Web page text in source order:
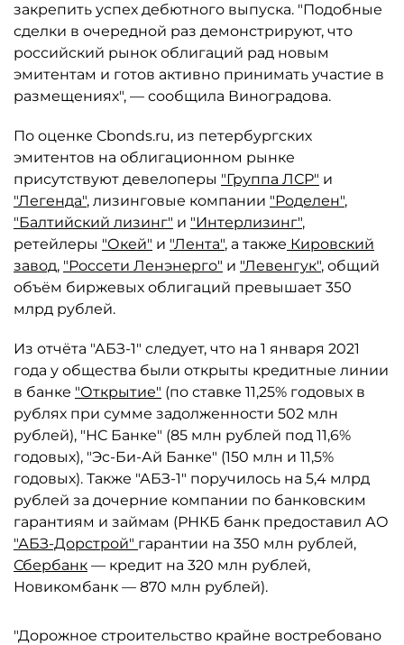
закрепить успех дебютного выпуска. "Подобные
сделки в очередной раз демонстрируют, что
российский рынок облигаций рад новым
эмитентам и готов активно принимать участие в
размещениях", — сообщила Виноградова.
По оценке Cbonds.ru, из петербургских
эмитентов на облигационном рынке
присутствуют девелоперы "Группа ЛСР" и
"Легенда", лизинговые компании "Роделен",
"Балтийский лизинг" и "Интерлизинг",
ретейлеры "Окей" и "Лента", а также Кировский
завод, "Россети Ленэнерго" и "Левенгук", общий
объём биржевых облигаций превышает 350
млрд рублей.
Из отчёта "АБЗ-1" следует, что на 1 января 2021
года у общества были открыты кредитные линии
в банке "Открытие" (по ставке 11,25% годовых в
рублях при сумме задолженности 502 млн
рублей), "НС Банке" (85 млн рублей под 11,6%
годовых), "Эс-Би-Ай Банке" (150 млн и 11,5%
годовых). Также "АБЗ-1" поручилось на 5,4 млрд
рублей за дочерние компании по банковским
гарантиям и займам (РНКБ банк предоставил АО
"АБЗ-Дорстрой" гарантии на 350 млн рублей,
Сбербанк — кредит на 320 млн рублей,
Новикомбанк — 870 млн рублей).
"Дорожное строительство крайне востребовано